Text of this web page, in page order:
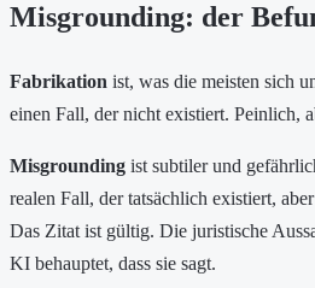
Misgrounding: der
Fabrikation ist, was die meisten sich
einen Fall, der nicht existiert. Peinlich,
Misgrounding ist subtiler und
realen Fall, der tatsächlich existiert,
Das Zitat ist gültig. Die juristische
KI behauptet, dass sie sagt.